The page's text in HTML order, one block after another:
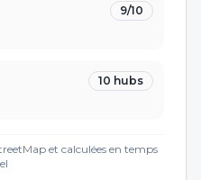
9/10
10 hubs
et calculées en temps